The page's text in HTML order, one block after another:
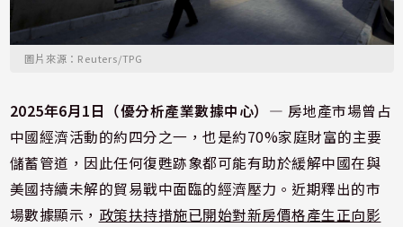
圖片來源：Reuters/TPG
2025年6月1日（優分析產業數據中心）— 房地產市場曾占
中國經濟活動的約四分之一，也是約70%家庭財富的主要
儲蓄管道，因此任何復甦跡象都可能有助於緩解中國在與
美國持續未解的貿易戰中面臨的經濟壓力。近期釋出的市
場數據顯示， 政策扶持措施已開始對新房價格產生正向影